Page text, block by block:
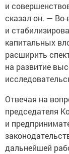
и
сказал он. —
и
капитальных
расширить
на развитие
Отвечая на
председателя
и
дальнейшей